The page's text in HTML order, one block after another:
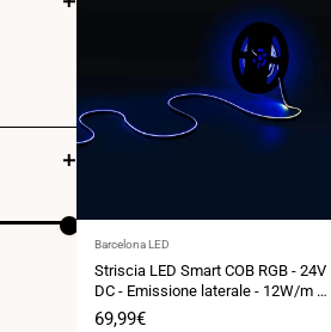
Fornitore:
Barcelona LED
Striscia LED Smart COB RGB - 24V
DC - Emissione laterale - 12W/m -
10mm - IP20 - Rotolo 5 metri
Prezzo
69,99€